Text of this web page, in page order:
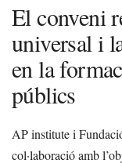
El conveni
universal i
en la
públics
AP institute i
col·laboració amb